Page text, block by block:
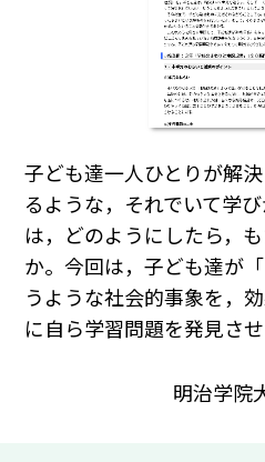
子ども達一人ひとりが解
るような，それでいて学
は，どのようにしたら，
か。今回は，子ども達が
うような社会的事象を，
に自ら学習問題を発見さ
明治学院